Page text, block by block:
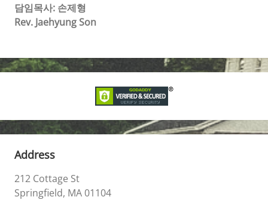
담임목사: 손제형
Rev. Jaehyung Son
Address
212 Cottage St
Springfield, MA 01104